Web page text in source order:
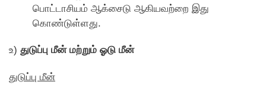
பொட்டாசியம் ஆக்சைடு ஆகியவற்றை இது
காெண்டுள்ளது.
உ) துடுப்பு மீன் மற்றும் ஓடு மீன்
துடுப்பு மீன்